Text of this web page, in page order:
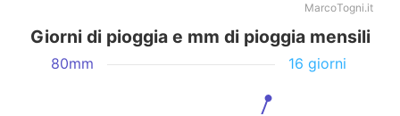
MarcoTogni.it
Giorni di pioggia e mm di pioggia mensili
80mm 16 giorni